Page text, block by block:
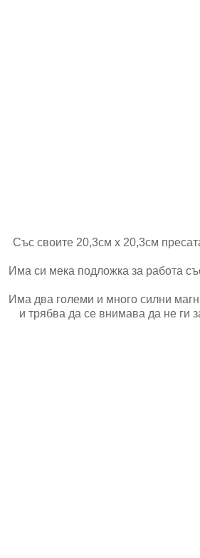
Със своите 20,3см х 20,3см
Има си мека подложка за работа
Има два големи и много силни
и трябва да се внимава да не ги